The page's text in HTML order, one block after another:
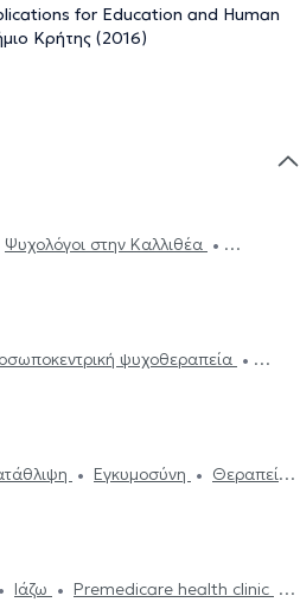
for Education and Human
Κρήτης (2016)
Ψυχολόγοι στην Καλλιθέα
Ψυχολόγοι στον Κεραμεικό
Κολωνάκι
ψυχοθεραπεία
φροντιστών ατόμων με άνοια
Life
Ανορεξία
Εγκυμοσύνη
Θεραπεία
προσανατολισμού
Ιάζω
Premedicare health clinic